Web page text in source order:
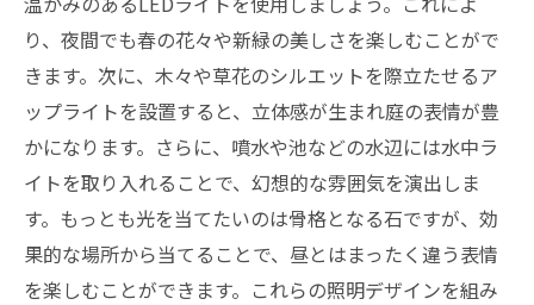
り、夜間でも春の花々や新緑の美しさを楽しむことがで
きます。次に、木々や草花のシルエットを際立たせるア
ップライトを設置すると、立体感が生まれ庭の表情が豊
かになります。さらに、噴水や池などの水辺には水中ラ
イトを取り入れることで、幻想的な雰囲気を演出しま
す。もっとも光を当てたいのは骨格となる石ですが、効
果的な場所から当てることで、昼とはまったく違う表情
を楽しむことができます。これらの照明デザインを組み